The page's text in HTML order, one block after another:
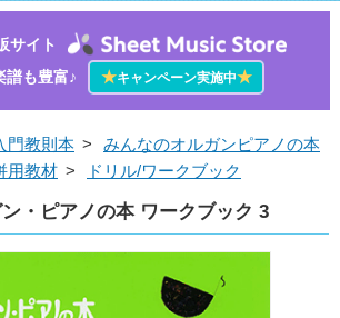
サイト
譜も豊富♪
★キャンペーン実施中★
門教則本 >
みんなのオルガンピアノの本
用教材 > ドリル/ワークブック
・ピアノの本 ワークブック 3